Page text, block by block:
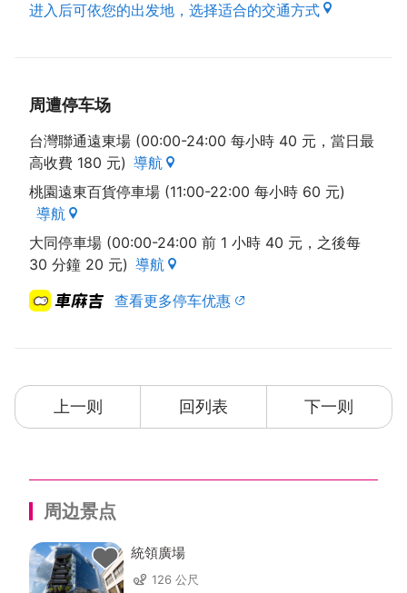
进入后可依您的出发地，选择适合的交通方式
周遭停车场
台灣聯通遠東場 (00:00-24:00 每小時 40 元，當日最
高收費 180 元) 導航
桃園遠東百貨停車場 (11:00-22:00 每小時 60 元)
導航
大同停車場 (00:00-24:00 前 1 小時 40 元，之後每
30 分鐘 20 元) 導航
查看更多停车优惠
上一则 回列表 下一则
周边景点
統領廣場
126 公尺